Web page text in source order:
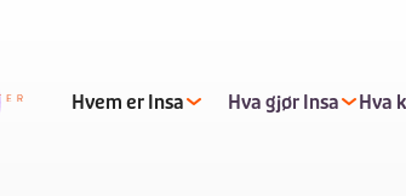
Hvem er Insa Hva gjør Insa Hva